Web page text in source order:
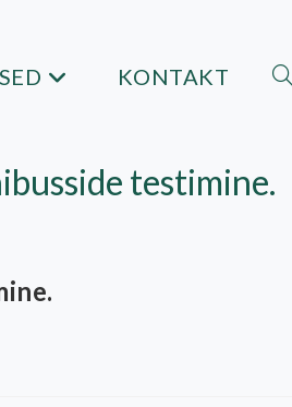
KONTAKT
testimine.